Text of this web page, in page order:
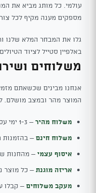
עולמי. כל מותג מביא את
מספקים מענה מקיף לכל
גלו את המבחר המלא שלנו
באלפיין סטייל לציוד
משלוחים
אנחנו מבינים שכשאתם
המוצר מהר ובמצב מושלם.
משלוח מהיר– 1-3 ימי עסקים לכל הארץ
משלוח חינם– בהזמנות מעל
איסוף עצמי– מהחנות
אריזה מוגנת– כל מוצר
מעקב משלוחים– קבלו